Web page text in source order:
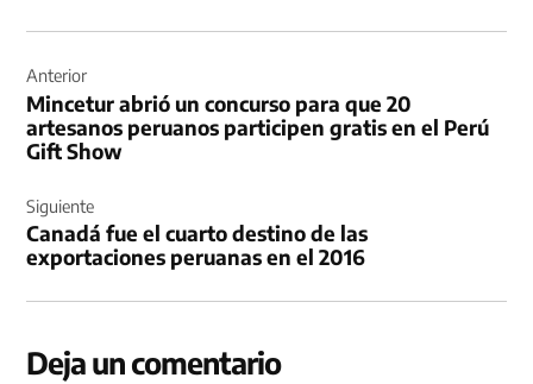
de
entradas
Anterior
Mincetur abrió un concurso para que 20
artesanos peruanos participen gratis en el Perú
Gift Show
Siguiente
Canadá fue el cuarto destino de las
exportaciones peruanas en el 2016
Deja un comentario